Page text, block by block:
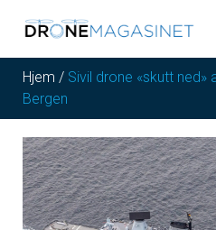
Hjem / Sivil drone «skutt
Bergen